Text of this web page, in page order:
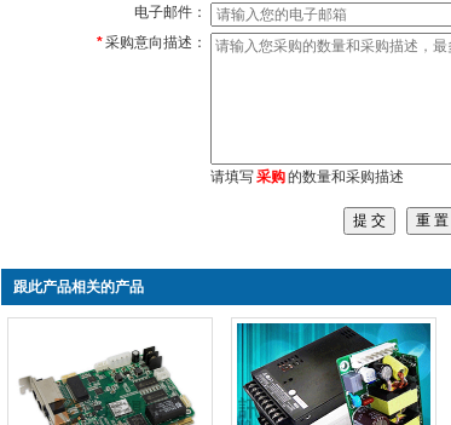
电子邮件：
*采购意向描述：
请填写采购的数量和采购描述
跟此产品相关的产品